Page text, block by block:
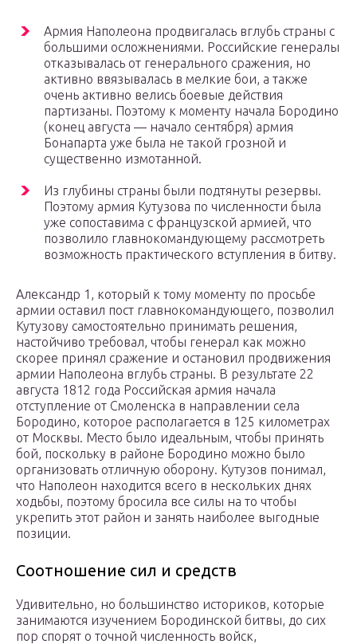
Армия Наполеона продвигалась вглубь страны с
большими осложнениями. Российские генералы
отказывалась от генерального сражения, но
активно ввязывалась в мелкие бои, а также
очень активно велись боевые действия
партизаны. Поэтому к моменту начала Бородино
(конец августа — начало сентября) армия
Бонапарта уже была не такой грозной и
существенно измотанной.
Из глубины страны были подтянуты резервы.
Поэтому армия Кутузова по численности была
уже сопоставима с французской армией, что
позволило главнокомандующему рассмотреть
возможность практического вступления в битву.
Александр 1, который к тому моменту по просьбе
армии оставил пост главнокомандующего, позволил
Кутузову самостоятельно принимать решения,
настойчиво требовал, чтобы генерал как можно
скорее принял сражение и остановил продвижения
армии Наполеона вглубь страны. В результате 22
августа 1812 года Российская армия начала
отступление от Смоленска в направлении села
Бородино, которое располагается в 125 километрах
от Москвы. Место было идеальным, чтобы принять
бой, поскольку в районе Бородино можно было
организовать отличную оборону. Кутузов понимал,
что Наполеон находится всего в нескольких днях
ходьбы, поэтому бросила все силы на то чтобы
укрепить этот район и занять наиболее выгодные
позиции.
Соотношение сил и средств
Удивительно, но большинство историков, которые
занимаются изучением Бородинской битвы, до сих
пор спорят о точной численность войск,